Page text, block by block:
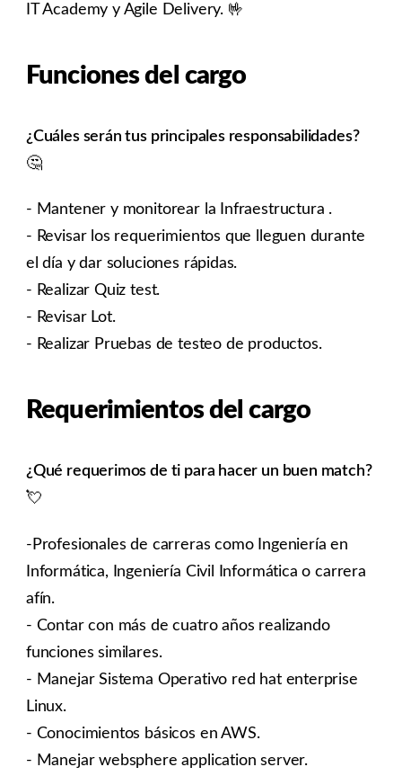
IT Academy y Agile Delivery. 🤟
Funciones del cargo
¿Cuáles serán tus principales responsabilidades?
🤔
- Mantener y monitorear la Infraestructura .
- Revisar los requerimientos que lleguen durante
el día y dar soluciones rápidas.
- Realizar Quiz test.
- Revisar Lot.
- Realizar Pruebas de testeo de productos.
Requerimientos del cargo
¿Qué requerimos de ti para hacer un buen match?
💘
-Profesionales de carreras como Ingeniería en
Informática, Ingeniería Civil Informática o carrera
afín.
- Contar con más de cuatro años realizando
funciones similares.
- Manejar Sistema Operativo red hat enterprise
Linux.
- Conocimientos básicos en AWS.
- Manejar websphere application server.